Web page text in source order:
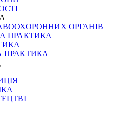
ОРГАНІВ
ПРАКТИКА
ПРАКТИКА